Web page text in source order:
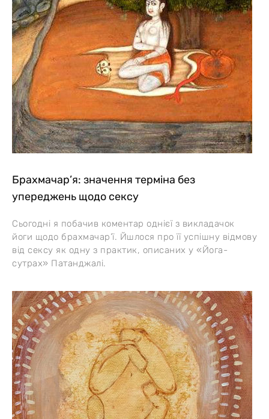
Брахмачар’я: значення терміна без
упереджень щодо сексу
Сьогодні я побачив коментар однієї з викладачок
йоги щодо брахмачар’ї. Йшлося про її успішну відмову
від сексу як одну з практик, описаних у «Йога-
сутрах» Патанджалі.